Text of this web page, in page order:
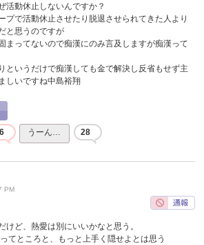
活動休止しないんですか？
プで活動休止させたり脱退させられてきた人より
と思うのですが
まってないので痴漢にのみ言及しますが痴漢って
というだけで痴漢しても金で解決し反省もせず主
しいですね中島裕翔
うーん… 28
PM
けど、熱愛は別にいいかなと思う。
てところと、もっと上手く隠せよとは思う